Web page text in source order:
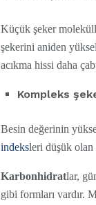
Küçük şeker
şekerini aniden
acıkma hissi daha
Kompleks
Besin değerinin
indeksleri düşük olan
Karbonhidratlar,
gibi formları vardır.